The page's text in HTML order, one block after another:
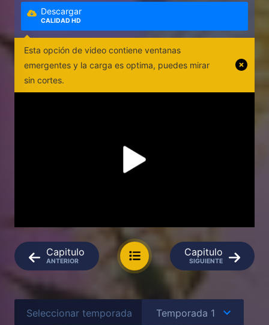
Descargar
CALIDAD HD
Esta opción de video contiene ventanas
emergentes y la carga es optima, puedes mirar
sin cortes.
Capitulo
ANTERIOR
Capitulo
SIGUIENTE
Seleccionar temporada